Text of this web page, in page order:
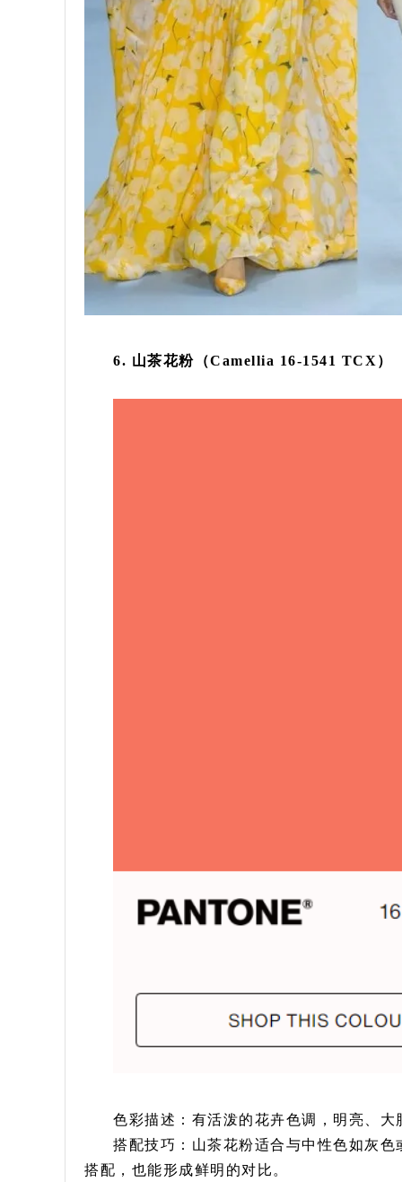
6. 山茶花粉（Camellia 16-1541 TCX）
色彩描述：有活泼的花卉色调，明亮、
搭配技巧：山茶花粉适合与中性色如灰
搭配，也能形成鲜明的对比。